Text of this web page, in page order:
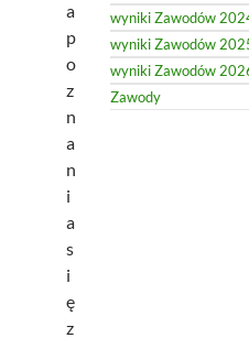
a
p
o
z
n
a
n
i
a
s
i
ę
z
wyniki Zawodów
wyniki Zawodów
wyniki Zawodów
Zawody